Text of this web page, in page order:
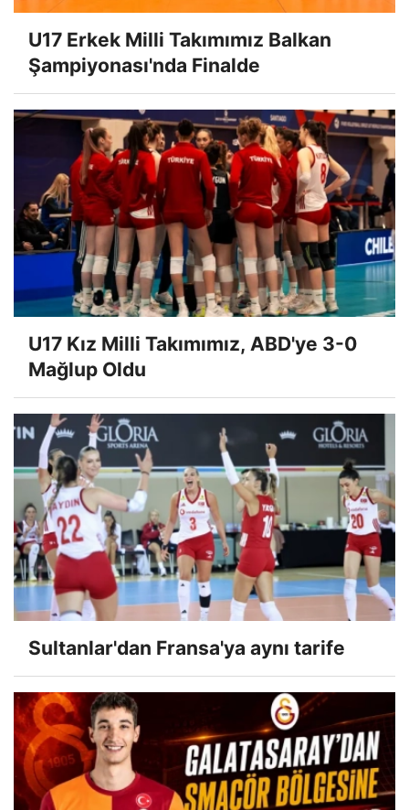
U17 Erkek Milli Takımımız Balkan
Şampiyonası'nda Finalde
U17 Kız Milli Takımımız, ABD'ye 3-0
Mağlup Oldu
Sultanlar'dan Fransa'ya aynı tarife